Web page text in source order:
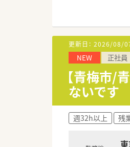
■残
■病
■医
■マ
更新日： 2026/08/
NEW 正社員
【青梅市/
ないです
週32h以上 残